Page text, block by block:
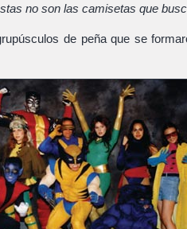
no son las camisetas que
de peña que se